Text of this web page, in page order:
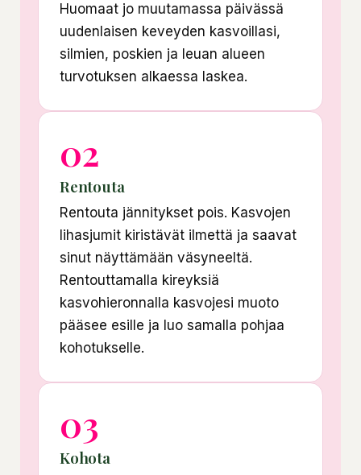
Huomaat jo muutamassa päivässä
uudenlaisen keveyden kasvoillasi,
silmien, poskien ja leuan alueen
turvotuksen alkaessa laskea.
02
Rentouta
Rentouta jännitykset pois. Kasvojen
lihasjumit kiristävät ilmettä ja saavat
sinut näyttämään väsyneeltä.
Rentouttamalla kireyksiä
kasvohieronnalla kasvojesi muoto
pääsee esille ja luo samalla pohjaa
kohotukselle.
03
Kohota